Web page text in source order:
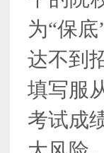
为“保
达不到
填写服
考试成